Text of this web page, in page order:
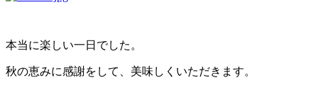
本当に楽しい一日でした。
秋の恵みに感謝をして、美味しくいただきます。